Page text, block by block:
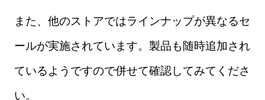
また、他のストアではラインナップが異なるセ
ールが実施されています。製品も随時追加され
ているようですので併せて確認してみてくださ
い。